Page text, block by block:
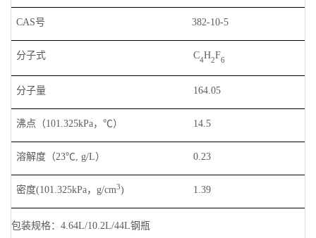
CAS号 382-10-5
分子式 C4H2F6
分子量 164.05
沸点（101.325kPa，℃） 14.5
溶解度（23℃, g/L） 0.23
密度(101.325kPa，g/cm3) 1.39
包装规格： 4.64L/10.2L/44L钢瓶